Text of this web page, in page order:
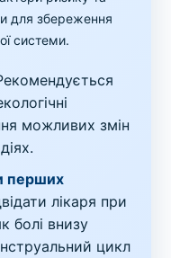
для збереження
системи.
можливих змін
перших
лікаря при
болі внизу
цикл